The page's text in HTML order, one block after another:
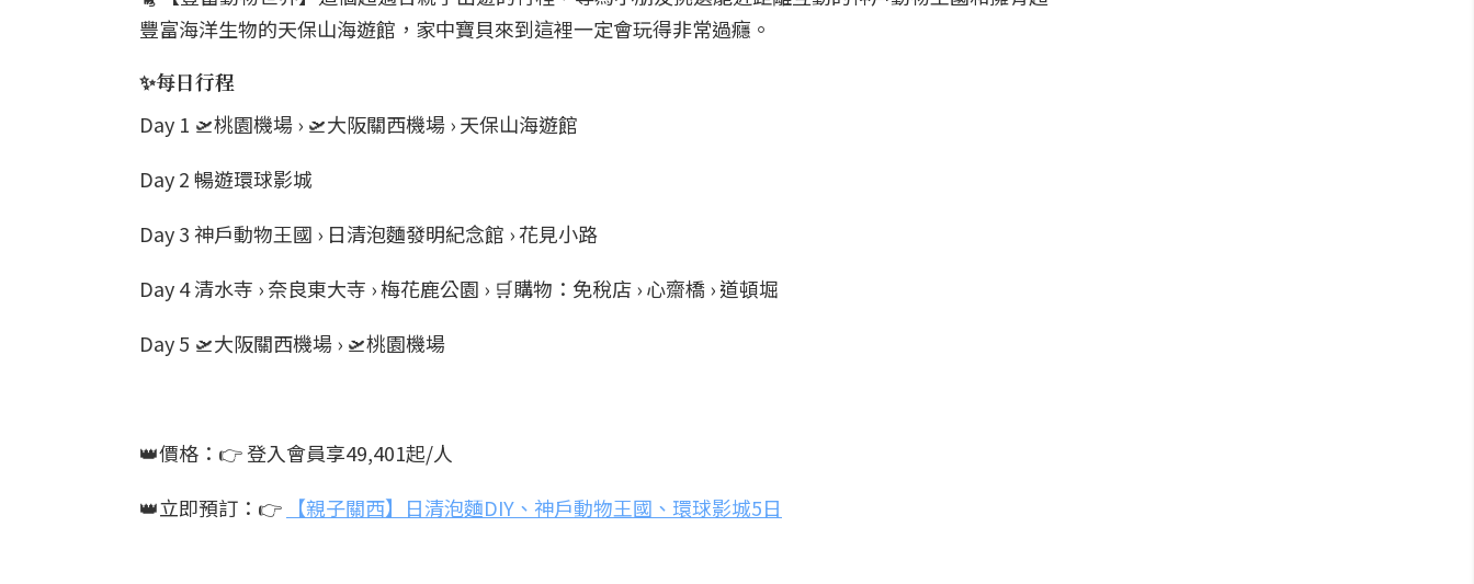
豐富海洋生物的天保山海遊館，家中寶貝來到這裡一定會玩得非常過癮。
✨每日行程
Day 1 🛫桃園機場 › 🛫大阪關西機場 › 天保山海遊館
Day 2 暢遊環球影城
Day 3 神戶動物王國 › 日清泡麵發明紀念館 › 花見小路
Day 4 清水寺 › 奈良東大寺 › 梅花鹿公園 › 🛒購物：免稅店 › 心齋橋 › 道頓堀
Day 5 🛫大阪關西機場 › 🛫桃園機場
👑價格：👉 登入會員享49,401起/人
👑立即預訂：👉
【親子關西】日清泡麵DIY、神戶動物王國、環球影城5日